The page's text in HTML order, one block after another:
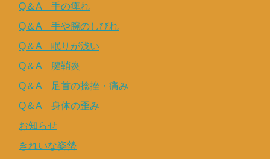
Q＆A 手の痺れ
Q＆A 手や腕のしびれ
Q＆A 眠りが浅い
Q＆A 腱鞘炎
Q＆A 足首の捻挫・痛み
Q＆A 身体の歪み
お知らせ
きれいな姿勢